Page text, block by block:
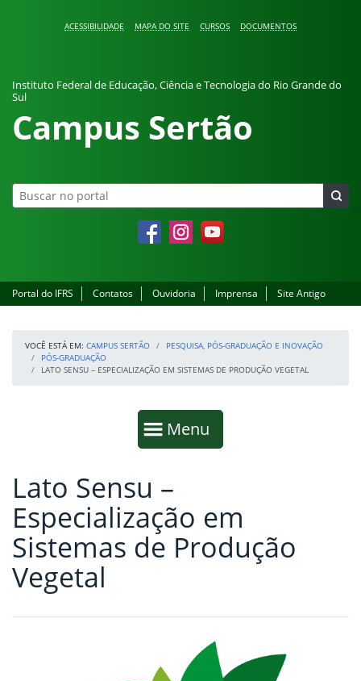
ACESSIBILIDADE MAPA DO SITE CURSOS DOCUMENTOS
Instituto Federal de Educação, Ciência e Tecnologia do Rio Grande do
Sul
Campus Sertão
FacebookInstagramYouTube
Portal do IFRS Contatos Ouvidoria Imprensa Site Antigo
VOCÊ ESTÁ EM: CAMPUS SERTÃO
PESQUISA, PÓS-GRADUAÇÃO E INOVAÇÃO
PÓS-GRADUAÇÃO
LATO SENSU – ESPECIALIZAÇÃO EM SISTEMAS DE PRODUÇÃO VEGETAL
Mostrar
Menu
Fim da navegação
Início do conteúdo
Lato Sensu –
Especialização em
Sistemas de Produção
Vegetal